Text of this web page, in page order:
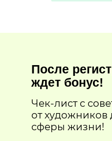
После
ждет бонус!
Чек-лист с
от художников
сферы жизни!